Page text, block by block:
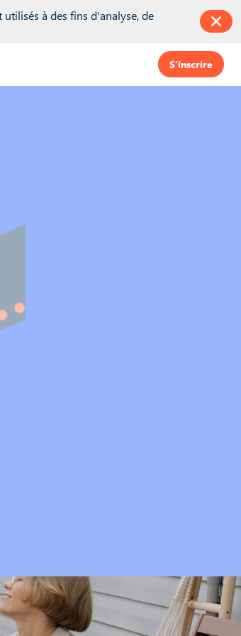
S'inscrire
à des fins d'analyse, de
initMunchkin() {\r\n if(didInit === false) {\r\n
s.src =
initMunchkin();\r\n }\r\n };\r\n s.onload =
action, label){} }); if (inwink.trackingStatus)